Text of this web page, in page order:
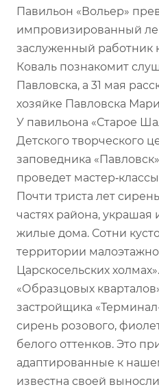
Павильон «Вольер»
импровизированный
заслуженный
Коваль познакомит
Павловска, а 31 мая
хозяйке Павловска
У павильона «Старое
Детского творческого
заповедника
проведет
Почти триста лет
частях района,
жилые дома. Сотни
территории
Царскосельских
«Образцовых
застройщика
сирень розового,
белого оттенков. Это
адаптированные к
известна своей